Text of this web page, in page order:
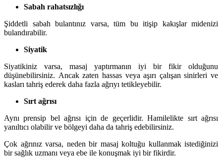
Sabah rahatsızlığı
Şiddetli sabah bulantınız varsa, tüm bu itişip kakışlar midenizi
bulandırabilir.
Siyatik
Siyatikiniz varsa, masaj yaptırmanın iyi bir fikir olduğunu
düşünebilirsiniz. Ancak zaten hassas veya aşırı çalışan sinirleri ve
kasları tahriş ederek daha fazla ağrıyı tetikleyebilir.
Sırt ağrısı
Aynı prensip bel ağrısı için de geçerlidir. Hamilelikte sırt ağrısı
yanıltıcı olabilir ve bölgeyi daha da tahriş edebilirsiniz.
Çok ağrınız varsa, neden bir masaj koltuğu kullanmak istediğinizi
bir sağlık uzmanı veya ebe ile konuşmak iyi bir fikirdir.